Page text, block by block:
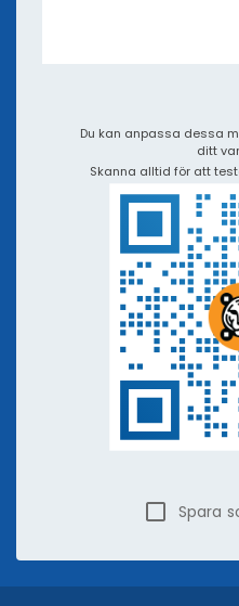
Du kan anpassa dessa
ditt
Skanna alltid för att
Spara